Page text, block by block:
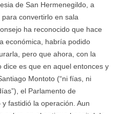
de San Hermenegildo, a
convertirlo en sala
ha reconocido que hace
económica, habría podido
pero que ahora, con la
dice es que en aquel entonces y
Montoto (“ni fías, ni
el Parlamento de
fastidió la operación. Aun